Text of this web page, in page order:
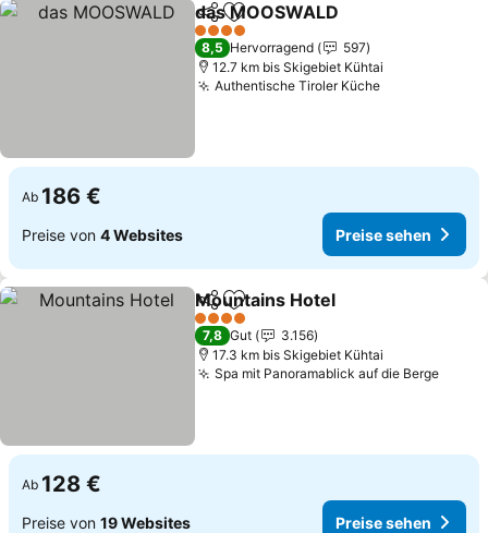
TeilenZu Favoriten hinzufügen
das MOOSWALD
4 Sterne
8,5 Hervorragend
597
12.7 km bis Skigebiet Kühtai
Authentische Tiroler Küche
Ab 186 €
Preise von 4 Websites Preise sehen
TeilenZu Favoriten hinzufügen
Mountains Hotel
4 Sterne
7,8 Gut
3.156
17.3 km bis Skigebiet Kühtai
Spa mit Panoramablick auf die Berge
Ab 128 €
Preise von 19 Websites Preise sehen